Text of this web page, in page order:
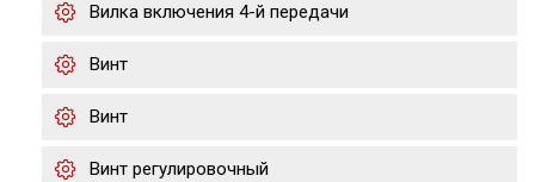
Вилка включения 4-й передачи
Винт
Винт
Винт регулировочный